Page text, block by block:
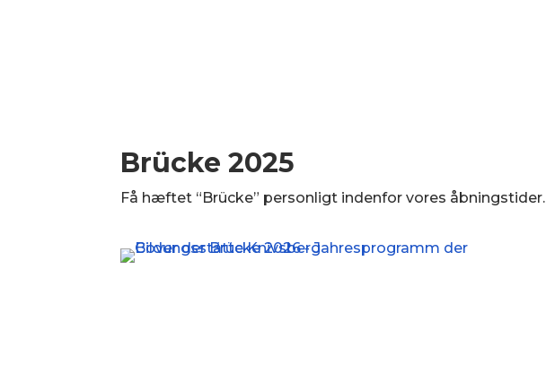
Brücke 2025
Få hæftet “Brücke” personligt indenfor vores åbningstider.